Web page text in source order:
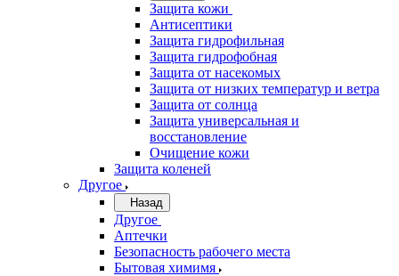
Защита кожи
Антисептики
Защита гидрофильная
Защита гидрофобная
Защита от насекомых
Защита от низких температур и ветра
Защита от солнца
Защита универсальная и
восстановление
Очищение кожи
Защита коленей
Другое
Назад
Другое
Аптечки
Безопасность рабочего места
Бытовая химимя